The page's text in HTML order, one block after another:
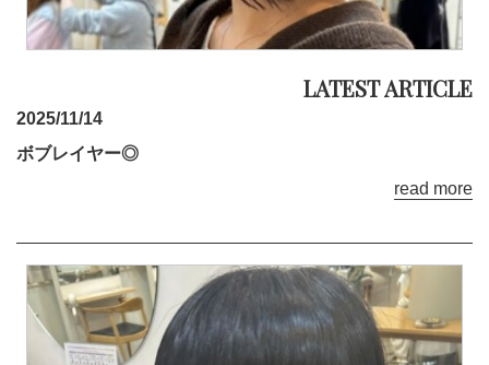
2025/11/14
ボブレイヤー◎
read more